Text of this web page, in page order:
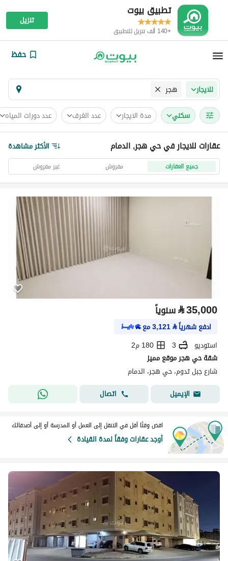
تطبيق بيوت
+140 ألف تنزيل للتطبيق
تنزيل
حفظ
للايجار هجر
سكني مدة الايجار عدد الغرف عدد دورات المياه
عقارات للايجار في حي هجر, الدمام الأكثر مشاهدة
جميع العقارات مفروش غير مفروش
⃁35,000 سنوياً
ادفع شهرياً⃁
3,121مع
استوديو
3
180 م2
شقة حي هجر موقع مميز
شارع جبل تدوم، حي هجر، الدمام
الإيميل
اتصال
اقض وقتًا أقل في التنقل إلى العمل أو المدرسة أو إلى أصدقائك
أوجد عقارات وفقاً لمدة القيادة